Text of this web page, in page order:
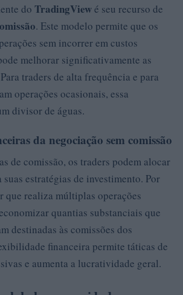
do TradingViewé seu recurso de
. Este modelo permite que os
sem incorrer em custos
melhorar significativamente as
traders de alta frequência e para
operações ocasionais, essa
divisor de águas.
da negociação sem comissão
de comissão, os traders podem alocar
suas estratégias de investimento. Por
que realiza múltiplas operações
quantias substanciais que
destinadas às comissões dos
financeira permite táticas de
e aumenta a lucratividade geral.